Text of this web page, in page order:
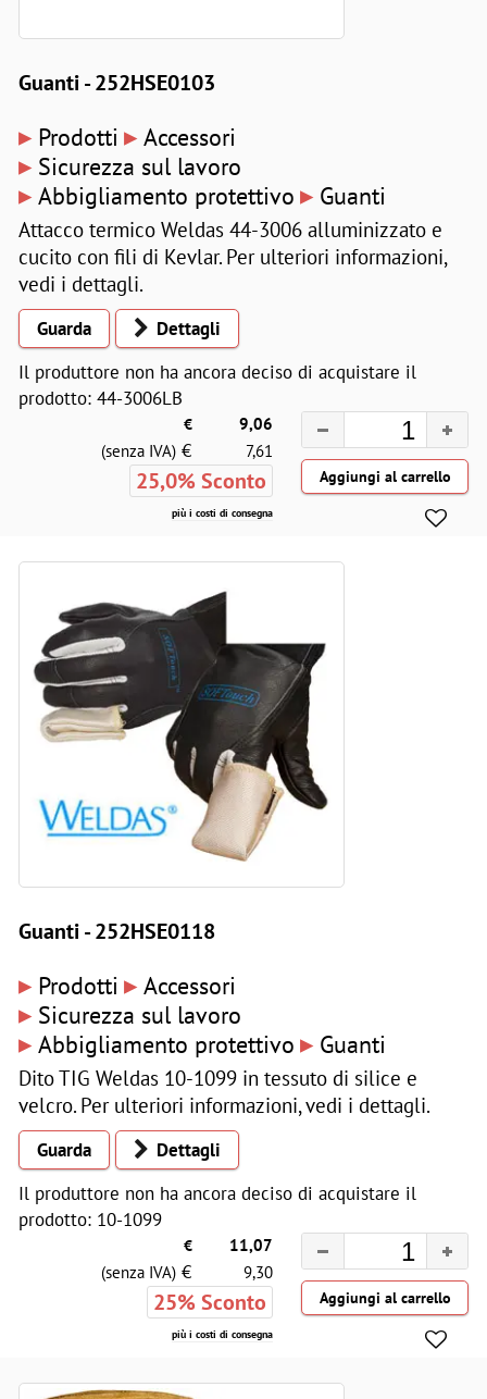
Guanti - 252HSE0103
▸ Prodotti ▸ Accessori
▸ Sicurezza sul lavoro
▸ Abbigliamento protettivo ▸ Guanti
Attacco termico Weldas 44-3006 alluminizzato e
cucito con fili di Kevlar. Per ulteriori informazioni,
vedi i dettagli.
Guarda
Dettagli
Il produttore non ha ancora deciso di acquistare il
prodotto: 44-3006LB
€
9,06
(senza IVA) € 7,61
25,0% Sconto
più i costi di consegna
Guanti - 252HSE0118
▸ Prodotti ▸ Accessori
▸ Sicurezza sul lavoro
▸ Abbigliamento protettivo ▸ Guanti
Dito TIG Weldas 10-1099 in tessuto di silice e
velcro. Per ulteriori informazioni, vedi i dettagli.
Guarda
Dettagli
Il produttore non ha ancora deciso di acquistare il
prodotto: 10-1099
€
11,07
(senza IVA) € 9,30
25% Sconto
più i costi di consegna